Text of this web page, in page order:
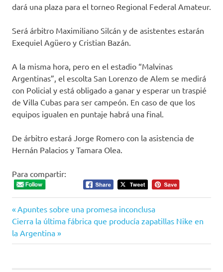
dará una plaza para el torneo Regional Federal Amateur.
Será árbitro Maximiliano Silcán y de asistentes estarán
Exequiel Agüero y Cristian Bazán.
A la misma hora, pero en el estadio “Malvinas
Argentinas”, el escolta San Lorenzo de Alem se medirá
con Policial y está obligado a ganar y esperar un traspié
de Villa Cubas para ser campeón. En caso de que los
equipos igualen en puntaje habrá una final.
De árbitro estará Jorge Romero con la asistencia de
Hernán Palacios y Tamara Olea.
Para compartir:
Navegación
de
Entrada
anterior:
Apuntes sobre una promesa inconclusa
Siguiente
entrada:
Cierra la última fábrica que producía zapatillas Nike en
la Argentina